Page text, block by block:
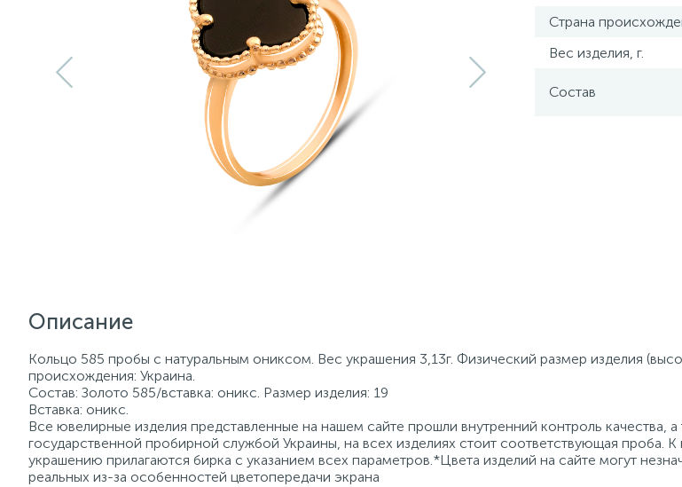
Страна
Вес изделия, г.
Состав
Описание
Кольцо 585 пробы с натуральным ониксом. Вес украшения 3,13г. Физический размер изделия
происхождения: Украина.
Состав: Золото 585/вставка: оникс. Размер изделия: 19
Вставка: оникс.
Все ювелирные изделия представленные на нашем сайте прошли внутренний контроль качества, а
государственной пробирной службой Украины, на всех изделиях стоит соответствующая проба.
украшению прилагаются бирка с указанием всех параметров.*Цвета изделий на сайте могут
реальных из-за особенностей цветопередачи экрана